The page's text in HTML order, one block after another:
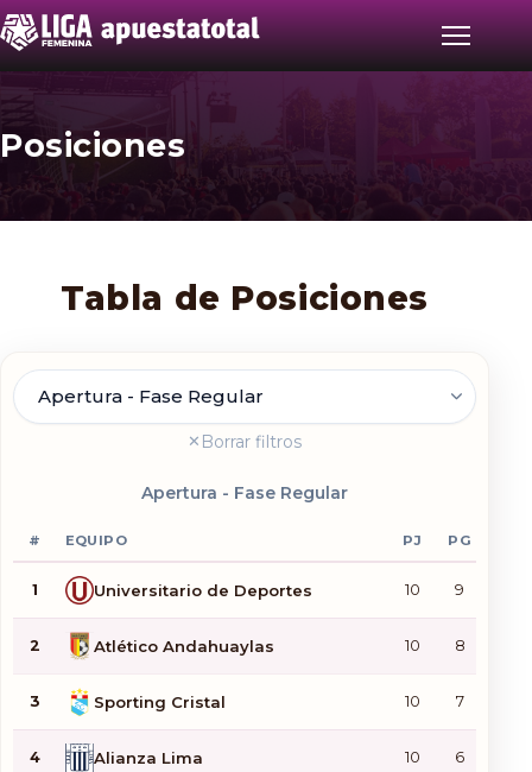
Inicio
Partidos
Posiciones
Clubes
Documentos
Posiciones
Tabla de Posiciones
Fase
✕ Borrar filtros
Apertura - Fase Regular
# EQUIPO PJ PG
1 Universitario de Deportes 10 9
2 Atlético Andahuaylas 10 8
3 Sporting Cristal 10 7
4 Alianza Lima 10 6